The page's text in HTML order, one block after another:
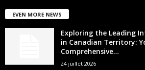
EVEN MORE NEWS
Exploring the Leading
in Canadian Territory:
Comprehensive...
24 juillet 2026